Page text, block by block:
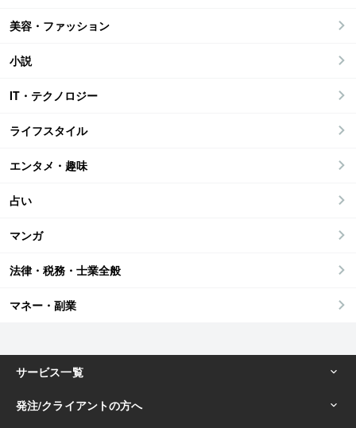
美容・ファッション
小説
IT・テクノロジー
ライフスタイル
エンタメ・趣味
占い
マンガ
法律・税務・士業全般
マネー・副業